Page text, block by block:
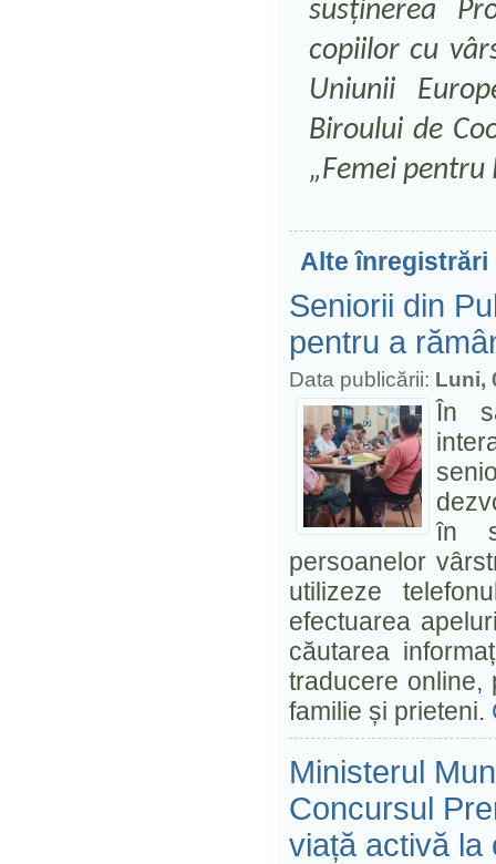
susținerea
copiilor cu
Uniunii
Biroului de
„Femei pentru
Alte înregistrări
Seniorii din
pentru a
Data publicării: Luni,
În
în
persoanelor
utilizeze
efectuarea
căutarea
traducere online,
familie și prieteni.
Ministerul
Concursul
viață activă la